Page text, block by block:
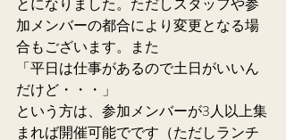
加メンバーの都合により変更となる場
合もございます。また
「平日は仕事があるので土日がいいん
だけど・・・」
という方は、参加メンバーが3人以上集
まれば開催可能でです（ただしランチ